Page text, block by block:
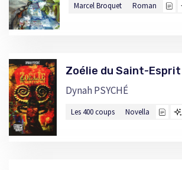
Marcel Broquet Roman
Zoélie du Saint-Esprit
Dynah PSYCHÉ
Les 400 coups Novella